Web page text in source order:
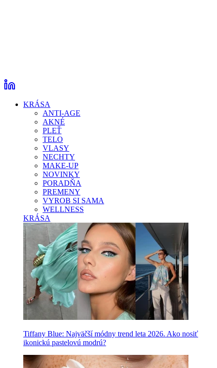
KRÁSA
ANTI-AGE
AKNÉ
PLEŤ
TELO
VLASY
NECHTY
MAKE-UP
NOVINKY
PORADŇA
PREMENY
VYROB SI SAMA
WELLNESS
KRÁSA
Tiffany Blue: Najväčší módny trend leta 2026. Ako nosiť
ikonickú pastelovú modrú?